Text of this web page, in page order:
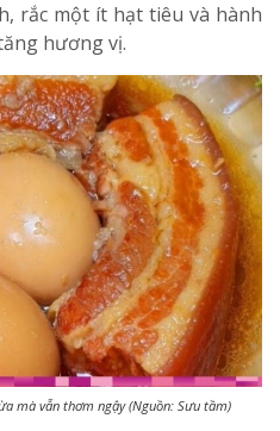
rắc một ít hạt tiêu và hành
hương vị.
mà vẫn thơm ngậy (Nguồn: Sưu tầm)